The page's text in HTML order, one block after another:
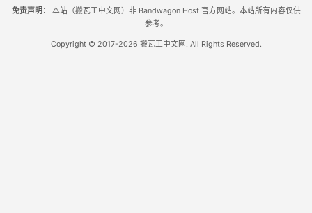
免责声明：
本站（搬瓦工中文网）非 Bandwagon Host 官方网站。本站所有内容仅供
参考。
Copyright © 2017-2026 搬瓦工中文网. All Rights Reserved.